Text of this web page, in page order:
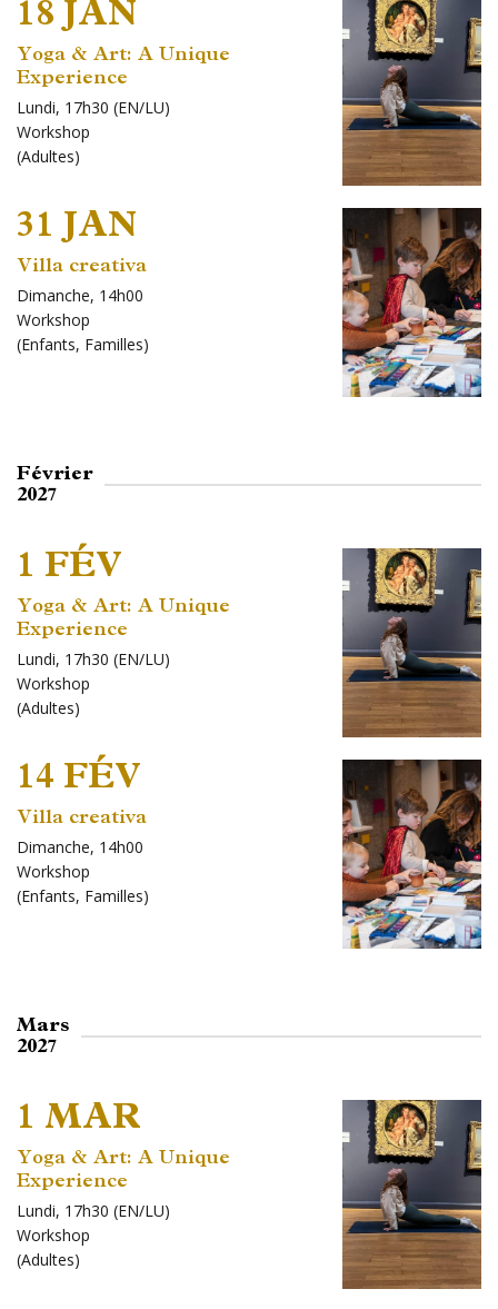
18 JAN
Yoga & Art: A Unique
Experience
Lundi, 17h30 (EN/LU)
Workshop
(Adultes)
31 JAN
Villa creativa
Dimanche, 14h00
Workshop
(Enfants, Familles)
Février
2027
1 FÉV
Yoga & Art: A Unique
Experience
Lundi, 17h30 (EN/LU)
Workshop
(Adultes)
14 FÉV
Villa creativa
Dimanche, 14h00
Workshop
(Enfants, Familles)
Mars
2027
1 MAR
Yoga & Art: A Unique
Experience
Lundi, 17h30 (EN/LU)
Workshop
(Adultes)